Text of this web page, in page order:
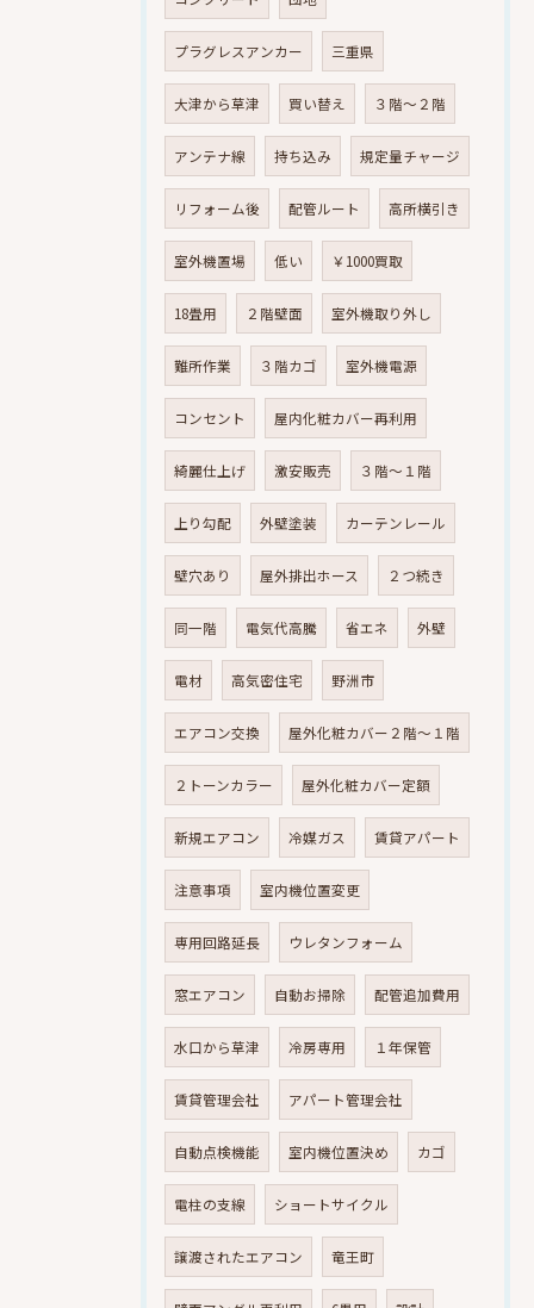
プラグレスアンカー 三重県
大津から草津 買い替え ３階～２階
アンテナ線 持ち込み 規定量チャージ
リフォーム後 配管ルート 高所横引き
室外機置場 低い ￥1000買取
18畳用 ２階壁面 室外機取り外し
難所作業 ３階カゴ 室外機電源
コンセント 屋内化粧カバー再利用
綺麗仕上げ 激安販売 ３階～１階
上り勾配 外壁塗装 カーテンレール
壁穴あり 屋外排出ホース ２つ続き
同一階 電気代高騰 省エネ 外壁
電材 高気密住宅 野洲市
エアコン交換 屋外化粧カバー２階～１階
２トーンカラー 屋外化粧カバー定額
新規エアコン 冷媒ガス 賃貸アパート
注意事項 室内機位置変更
専用回路延長 ウレタンフォーム
窓エアコン 自動お掃除 配管追加費用
水口から草津 冷房専用 １年保管
賃貸管理会社 アパート管理会社
自動点検機能 室内機位置決め カゴ
電柱の支線 ショートサイクル
譲渡されたエアコン 竜王町